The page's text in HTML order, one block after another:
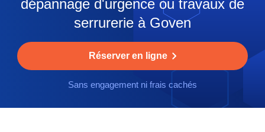
dépannage d'urgence ou travaux de
serrurerie à Goven
Réserver en ligne
Sans engagement ni frais cachés